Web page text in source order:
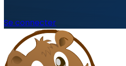
Se connecter